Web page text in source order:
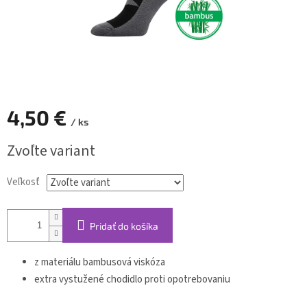
4,50 € / ks
cena:
Zvoľte variant
Veľkosť
Pridať do košíka
z materiálu bambusová viskóza
extra vystužené chodidlo proti opotrebovaniu